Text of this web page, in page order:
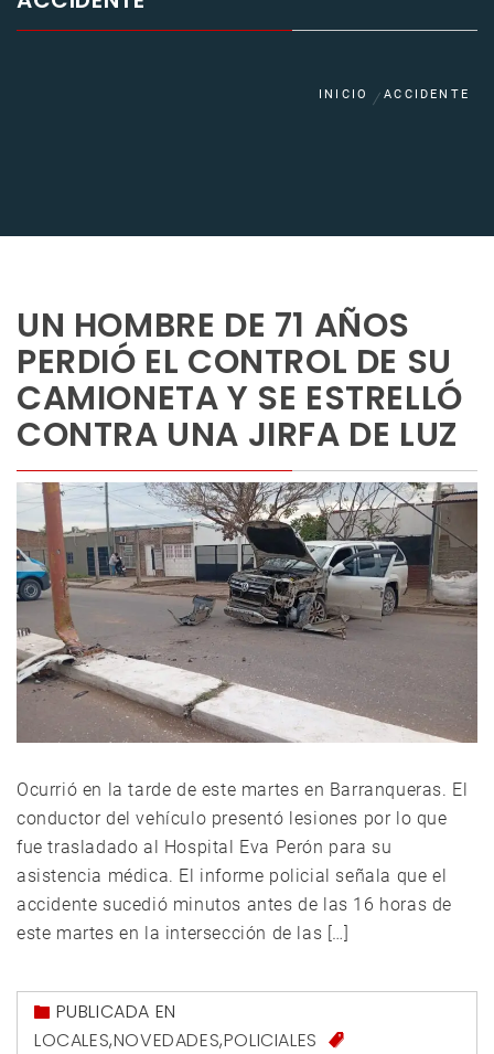
INICIO ACCIDENTE
UN HOMBRE DE 71 AÑOS
PERDIÓ EL CONTROL DE SU
CAMIONETA Y SE ESTRELLÓ
CONTRA UNA JIRFA DE LUZ
Ocurrió en la tarde de este martes en Barranqueras. El
conductor del vehículo presentó lesiones por lo que
fue trasladado al Hospital Eva Perón para su
asistencia médica. El informe policial señala que el
accidente sucedió minutos antes de las 16 horas de
este martes en la intersección de las […]
PUBLICADA EN
LOCALES,NOVEDADES,POLICIALES